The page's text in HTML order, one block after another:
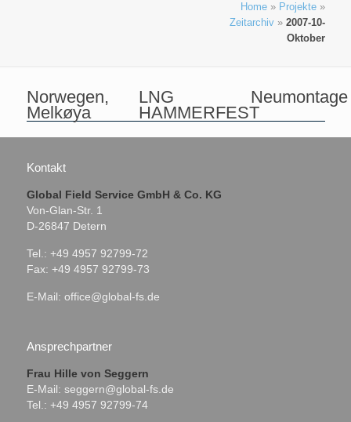
Home» Projekte»
Zeitarchiv» 2007-10-
Oktober
Norwegen,
Melkøya
LNG
HAMMERFEST
Neumontage
Kontakt
Global Field Service GmbH & Co. KG
Von-Glan-Str. 1
D-26847 Detern
Tel.: +49 4957 92799-72
Fax: +49 4957 92799-73
E-Mail: office@global-fs.de
Ansprechpartner
Frau Hille von Seggern
E-Mail: seggern@global-fs.de
Tel.: +49 4957 92799-74